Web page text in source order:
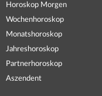
Horoskop Morgen
Wochenhoroskop
Monatshoroskop
Jahreshoroskop
Partnerhoroskop
Aszendent